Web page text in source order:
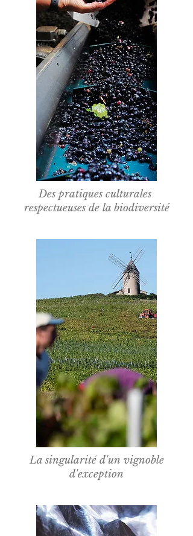
Des pratiques culturales
respectueuses de la biodiversité
La singularité d'un vignoble
d'exception